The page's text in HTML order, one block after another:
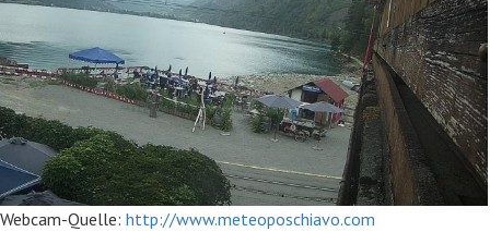
Webcam-Quelle: http://www.meteoposchiavo.com